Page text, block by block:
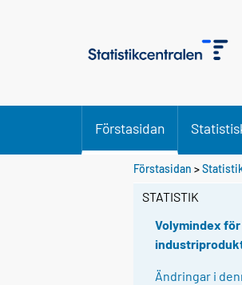
Förstasidan
Förstasidan >
STATISTIK
Volymindex för
Ändringar i